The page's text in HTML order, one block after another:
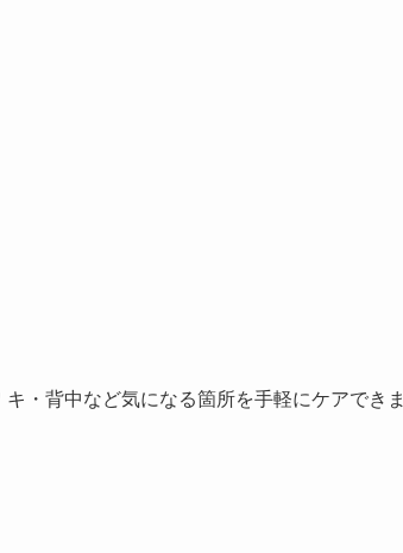
・背中など気になる箇所を手軽にケアできま